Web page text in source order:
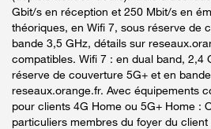
Gbit/s en réception et 250 Mbit/s en
théoriques, en Wifi 7, sous réserve de
bande 3,5 GHz, détails sur
compatibles. Wifi 7 : en dual band, 2,4
réserve de couverture 5G+ et en
reseaux.orange.fr. Avec équipements
pour clients 4G Home ou 5G+ Home :
particuliers membres du foyer du